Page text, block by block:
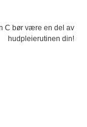
C bør være en del av
hudpleierutinen din!